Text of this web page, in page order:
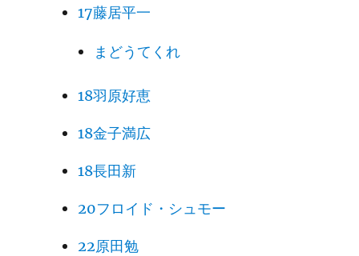
17藤居平一
まどうてくれ
18羽原好恵
18金子満広
18長田新
20フロイド・シュモー
22原田勉